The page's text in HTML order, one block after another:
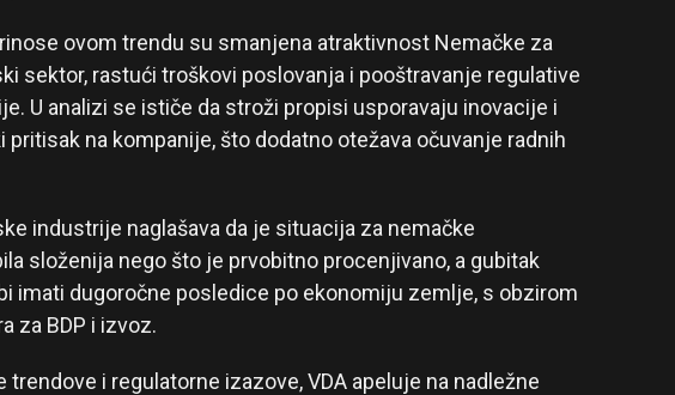
ovom trendu su smanjena atraktivnost Nemačke za
sektor, rastući troškovi poslovanja i pooštravanje regulative
U analizi se ističe da stroži propisi usporavaju inovacije i
na kompanije, što dodatno otežava očuvanje radnih
industrije naglašava da je situacija za nemačke
složenija nego što je prvobitno procenjivano, a gubitak
imati dugoročne posledice po ekonomiju zemlje, s obzirom
za BDP i izvoz.
trendove i regulatorne izazove, VDA apeluje na nadležne